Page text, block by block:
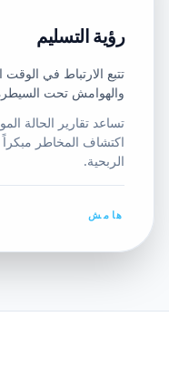
رؤية التسليم
تتبع الارتباط في
والهوامش تحت
تساعد تقارير الحالة
اكتشاف المخاطر
الربحية.
هامش